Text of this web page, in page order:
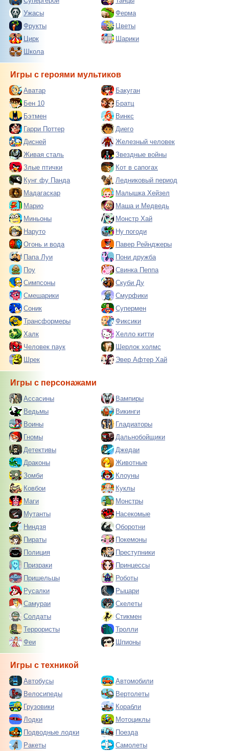
Ужасы
Ферма
Фрукты
Цветы
Цирк
Шарики
Школа
Игры с героями мультиков
Аватар
Бакуган
Бен 10
Братц
Бэтмен
Винкс
Гарри Поттер
Диего
Дисней
Железный человек
Живая сталь
Звездные войны
Злые птички
Кот в сапогах
Кунг фу Панда
Ледниковый период
Мадагаскар
Малышка Хейзел
Марио
Маша и Медведь
Миньоны
Монстр Хай
Наруто
Ну погоди
Огонь и вода
Павер Рейнджеры
Папа Луи
Пони дружба
Поу
Свинка Пеппа
Симпсоны
Скуби Ду
Смешарики
Смурфики
Соник
Супермен
Трансформеры
Фиксики
Халк
Хелло китти
Человек паук
Шерлок холмс
Шрек
Эвер Афтер Хай
Игры с персонажами
Ассасины
Вампиры
Ведьмы
Викинги
Воины
Гладиаторы
Гномы
Дальнобойщики
Детективы
Джедаи
Драконы
Животные
Зомби
Клоуны
Ковбои
Куклы
Маги
Монстры
Мутанты
Насекомые
Ниндзя
Оборотни
Пираты
Покемоны
Полиция
Преступники
Призраки
Принцессы
Пришельцы
Роботы
Русалки
Рыцари
Самураи
Скелеты
Солдаты
Стикмен
Террористы
Тролли
Феи
Шпионы
Игры с техникой
Автобусы
Автомобили
Велосипеды
Вертолеты
Грузовики
Корабли
Лодки
Мотоциклы
Подводные лодки
Поезда
Ракеты
Самолеты